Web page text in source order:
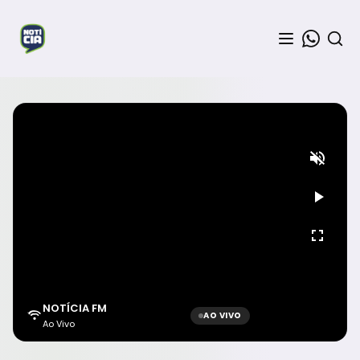
NOTÍCIA FM
Ao Vivo
AO VIVO